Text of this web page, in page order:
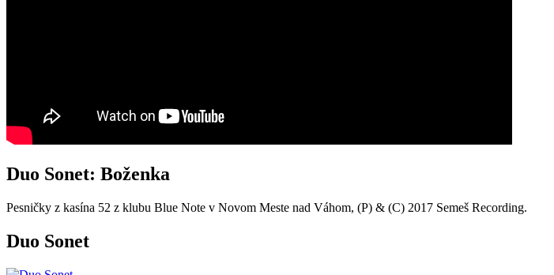
Duo Sonet: Boženka
Pesničky z kasína 52 z klubu Blue Note v Novom Meste nad Váhom, (P) & (C) 2017 Semeš Recording.
Duo Sonet